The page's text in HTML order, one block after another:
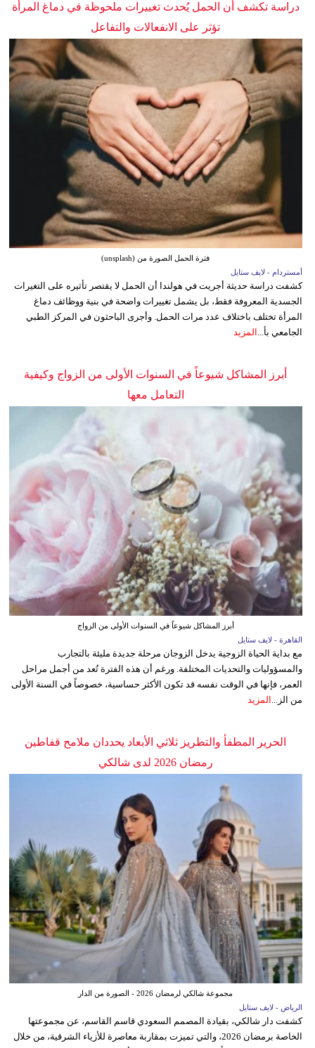
دراسة تكشف أن الحمل يُحدث تغييرات ملحوظة في دماغ المرأة
تؤثر على الانفعالات والتفاعل
فترة الحمل الصورة من (unsplash)
أمستردام - لايف ستايل
كشفت دراسة حديثة أجريت في هولندا أن الحمل لا يقتصر تأثيره على التغيرات
الجسدية المعروفة فقط، بل يشمل تغييرات واضحة في بنية ووظائف دماغ
المرأة تختلف باختلاف عدد مرات الحمل. وأجرى الباحثون في المركز الطبي
الجامعي بأ... المزيد
أبرز المشاكل شيوعاً في السنوات الأولى من الزواج وكيفية
التعامل معها
أبرز المشاكل شيوعاً في السنوات الأولى من الزواج
القاهرة - لايف ستايل
مع بداية الحياة الزوجية يدخل الزوجان مرحلة جديدة مليئة بالتجارب
والمسؤوليات والتحديات المختلفة. ورغم أن هذه الفترة تُعد من أجمل مراحل
العمر، فإنها في الوقت نفسه قد تكون الأكثر حساسية، خصوصاً في السنة الأولى
من الز...
المزيد
الحرير المطفأ والتطريز ثلاثي الأبعاد يحددان ملامح قفاطين
رمضان 2026 لدى شالكي
مجموعة شالكي لرمضان 2026 - الصورة من الدار
الرياض - لايف ستايل
كشفت دار شالكي، بقيادة المصمم السعودي قاسم القاسم، عن مجموعتها
الخاصة برمضان 2026، والتي تميزت بمقاربة معاصرة للأزياء الشرقية، من خلال